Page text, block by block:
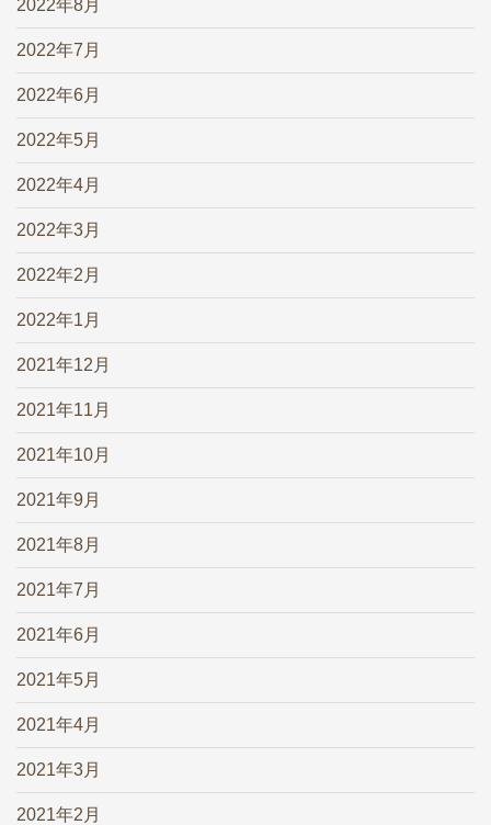
2022年8月
2022年7月
2022年6月
2022年5月
2022年4月
2022年3月
2022年2月
2022年1月
2021年12月
2021年11月
2021年10月
2021年9月
2021年8月
2021年7月
2021年6月
2021年5月
2021年4月
2021年3月
2021年2月